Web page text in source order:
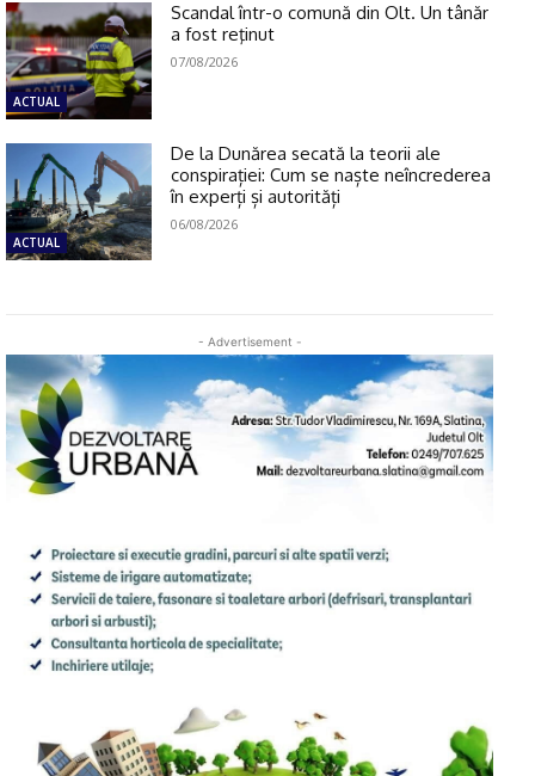
ACTUAL
Scandal într-o comună din Olt. Un tânăr
a fost reţinut
07/08/2026
ACTUAL
De la Dunărea secată la teorii ale
conspirației: Cum se naște neîncrederea
în experți și autorități
06/08/2026
- Advertisement -